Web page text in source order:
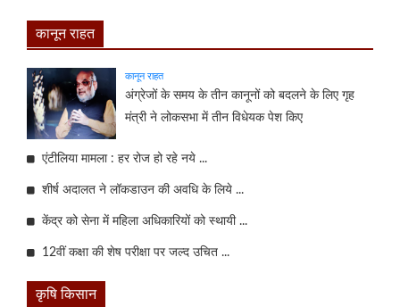
कानून राहत
कानून राहत
अंग्रेजों के समय के तीन कानूनों को बदलने के लिए गृह
मंत्री ने लोकसभा में तीन विधेयक पेश किए
एंटीलिया मामला : हर रोज हो रहे नये ...
शीर्ष अदालत ने लॉकडाउन की अवधि के लिये ...
केंद्र को सेना में महिला अधिकारियों को स्थायी ...
12वीं कक्षा की शेष परीक्षा पर जल्द उचित ...
कृषि किसान